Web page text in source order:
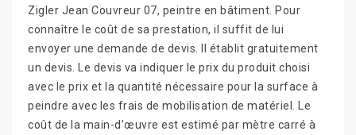
Zigler Jean Couvreur 07, peintre en bâtiment. Pour
connaître le coût de sa prestation, il suffit de lui
envoyer une demande de devis. Il établit gratuitement
un devis. Le devis va indiquer le prix du produit choisi
avec le prix et la quantité nécessaire pour la surface à
peindre avec les frais de mobilisation de matériel. Le
coût de la main-d’œuvre est estimé par mètre carré à